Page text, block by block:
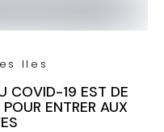
Iles
COVID-19 EST DE
ENTRER AUX